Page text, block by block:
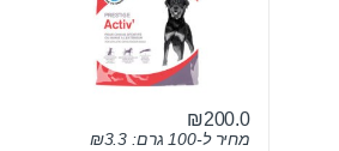
₪200.0
מחיר ל-100 גרם: ₪3.3